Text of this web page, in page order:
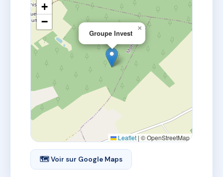
Groupe Invest
×
+
−
Leaflet | © OpenStreetMap
🗺 Voir sur Google Maps